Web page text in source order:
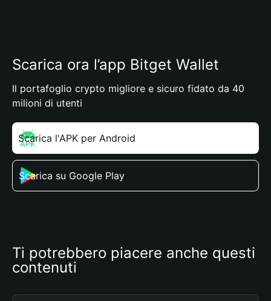
Scarica ora l’app Bitget Wallet
Il portafoglio crypto migliore e sicuro fidato da 40
milioni di utenti
Scarica l'APK per Android
Scarica su Google Play
Ti potrebbero piacere anche questi
contenuti